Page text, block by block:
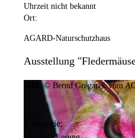
Uhrzeit nicht bekannt
Ort:
AGARD-Naturschutzhaus
Ausstellung
Bild: © Bernd Gregarek vom
Kategorie: